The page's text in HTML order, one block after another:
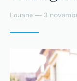
Louane — 3